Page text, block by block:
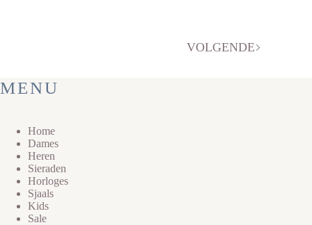
VOLGENDE
MENU
Home
Dames
Heren
Sieraden
Horloges
Sjaals
Kids
Sale